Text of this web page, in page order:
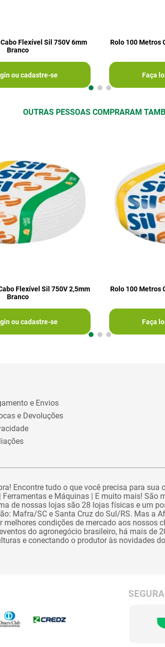
Flexível Sil 750V 6mm
Branco
ou cadastre-se
Rolo 100 Metros
Faça
OUTRAS PESSOAS COMPRARAM
Flexível Sil 750V 2,5mm
Branco
ou cadastre-se
Rolo 100 Metros
Faça
e Envios
e Devoluções
Encontre tudo o que você precisa para sua
e Máquinas | E muito mais! São
de nossas lojas são 28 lojas físicas e um
Mafra/SC e Santa Cruz do Sul/RS. Mas a
melhores condições de mercado aos nossos
do agronegócio brasileiro, há mais de
e conectando o produtor às novidades